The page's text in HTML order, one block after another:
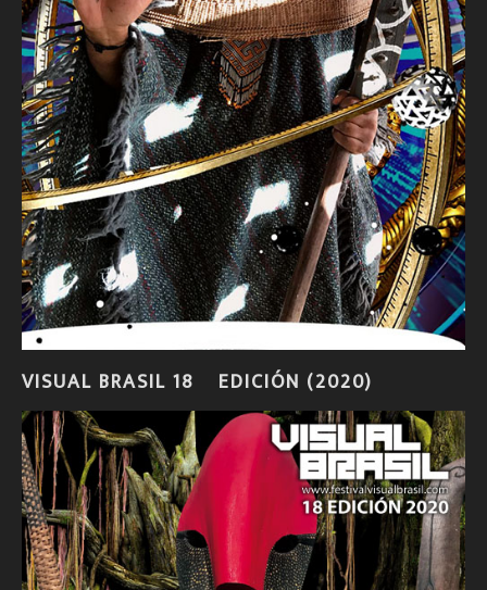
VISUAL BRASIL 18º EDICIÓN (2020)